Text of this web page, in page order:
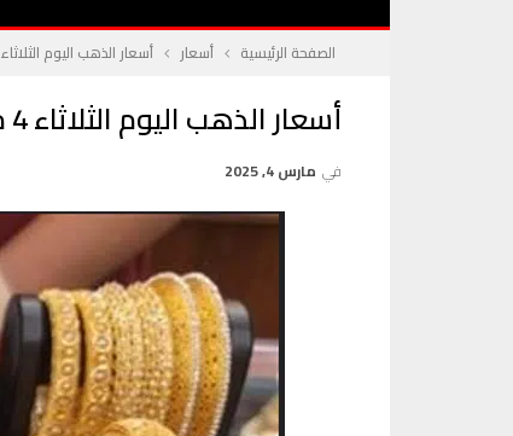
الصفحة الرئيسية أسعار أسعار الذهب اليوم الثلاثاء 4 مارس 2025 ما هي التوقعات المستقبلية؟
أسعار الذهب اليوم الثلاثاء 4 مارس 2025 ما هي التوقعات المستقبلية؟
في مارس 4, 2025